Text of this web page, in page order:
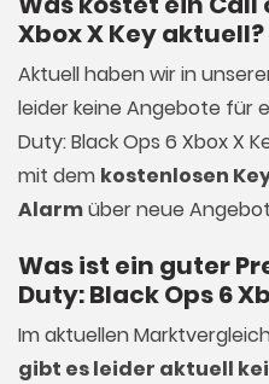
Xbox X Key aktuell?
Aktuell haben wir in
leider keine Angebote für
Duty: Black Ops 6 Xbox X
mit dem kostenlosen
Alarmüber neue
Was ist ein guter
Duty: Black Ops 6
Im aktuellen
gibt es leider aktuell